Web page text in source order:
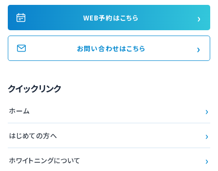
WEB予約はこちら ›
お問い合わせはこちら ›
クイックリンク
ホーム ›
はじめての方へ ›
ホワイトニングについて ›